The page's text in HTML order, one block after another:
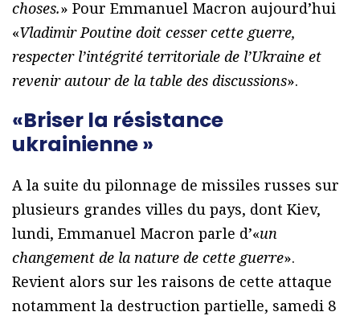
choses.» Pour Emmanuel Macron aujourd’hui
«Vladimir Poutine doit cesser cette guerre,
respecter l’intégrité territoriale de l’Ukraine et
revenir autour de la table des discussions».
«Briser la résistance
ukrainienne »
A la suite du pilonnage de missiles russes sur
plusieurs grandes villes du pays, dont Kiev,
lundi, Emmanuel Macron parle d’«un
changement de la nature de cette guerre».
Revient alors sur les raisons de cette attaque
notamment la destruction partielle, samedi 8